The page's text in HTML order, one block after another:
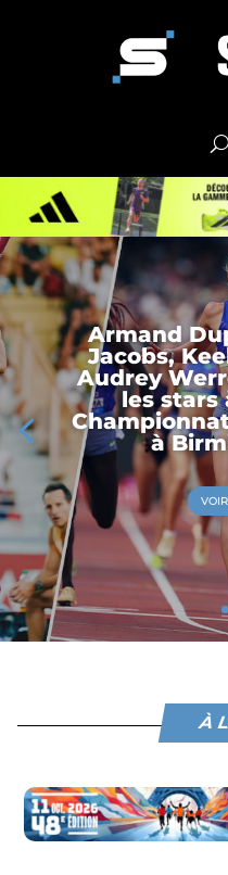
Armand
Jacobs,
Audrey
les stars
à
À